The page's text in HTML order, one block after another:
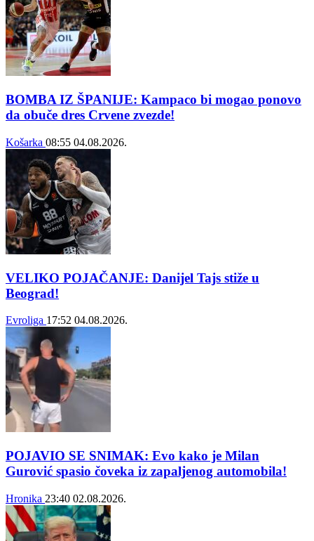
BOMBA IZ ŠPANIJE: Kampaco bi mogao ponovo
da obuče dres Crvene zvezde!
Košarka 08:55 04.08.2026.
VELIKO POJAČANJE: Danijel Tajs stiže u
Beograd!
Evroliga 17:52 04.08.2026.
POJAVIO SE SNIMAK: Evo kako je Milan
Gurović spasio čoveka iz zapaljenog automobila!
Hronika 23:40 02.08.2026.